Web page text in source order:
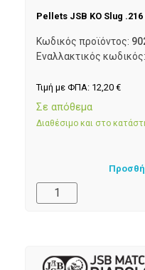
Pellets JSB KO Slug
Κωδικός προϊόντος:
Εναλλακτικός κωδικός:
Τιμή με ΦΠΑ: 12,20 €
Σε απόθεμα
Διαθέσιμο και στο